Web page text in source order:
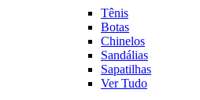
Tênis
Botas
Chinelos
Sandálias
Sapatilhas
Ver Tudo